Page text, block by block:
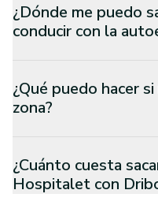
¿Dónde me puedo
conducir con la
¿Qué puedo hacer
zona?
¿Cuánto cuesta
Hospitalet con